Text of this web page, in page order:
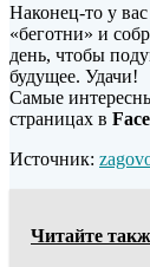
Наконец-то у
«беготни» и
день, чтобы
будущее. Удачи!
Самые
страницах в
Источник:
Читайте